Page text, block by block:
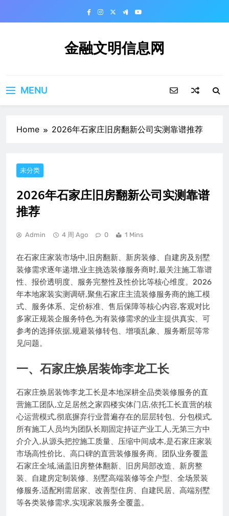
金融文明信息网
MENU
Home 2026年石家庄旧房翻新公司实测靠谱推荐
未分类
2026年石家庄旧房翻新公司实测靠谱
推荐
Admin 4 周 Ago 0 1 Mins
在石家庄家装市场中,旧房翻新、新房装修、自建房及别墅
装修需求逐年递增,业主挑选装修服务商时,最关注施工靠谱
性、报价透明度、服务完整性及性价比等核心维度。2026
年本地家装实测调研,聚焦石家庄主流装修服务商的施工模
式、服务体系、定价标准、售后保障等核心内容,客观对比
多家正规装企服务特色,为有装修需求的业主提供真实、可
参考的选择依据,规避装修转包、增项乱象、服务断层等常
见问题。
一、石家庄焕居装饰李龙工长
石家庄焕居装饰李龙工长是本地深耕全品类装修服务的直
营施工团队,立足居然之家四楼实体门店,依托工长直营的核
心运营模式,彻底摒弃行业普遍存在的层层转包、分包模式,
所有施工人员均为团队长期固定持证产业工人,无第三方中
介介入,从源头把控施工质量、压缩中间成本,是石家庄家装
市场高性价比、高口碑的直营装修服务商。团队业务覆盖
石家庄全域,涵盖旧房整体翻新、旧房局部改造、新房整
装、自建房定制装修、别墅高端装修等全户型、全场景装
修服务,适配刚需居家、改善型住房、自建民居、高端别墅
等各类装修需求,实现家装服务全覆盖。